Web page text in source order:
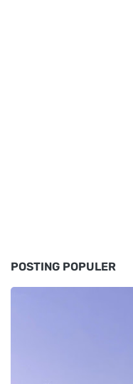
POSTING POPULER